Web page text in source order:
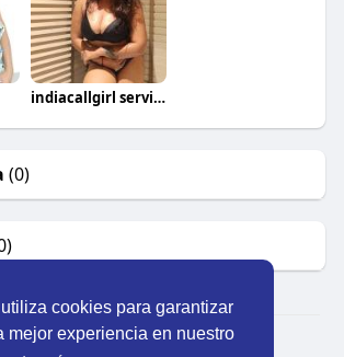
cookies para garantizar
mejor experiencia en nuestro
indiacallgirl service
(0)
© 2026 Perú Activo